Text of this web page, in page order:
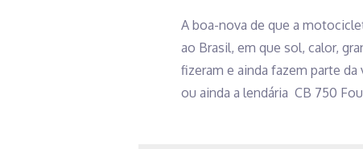
A boa-nova de que a
ao Brasil, em que sol, calor,
fizeram e ainda fazem parte
ou ainda a lendária CB 750